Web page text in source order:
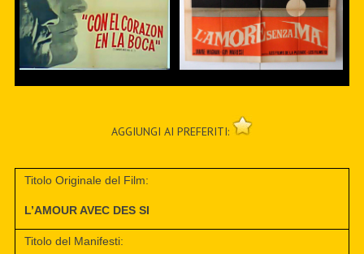
AGGIUNGI AI PREFERITI:
Titolo Originale del Film:
L’AMOUR AVEC DES SI
Titolo del Manifesti: